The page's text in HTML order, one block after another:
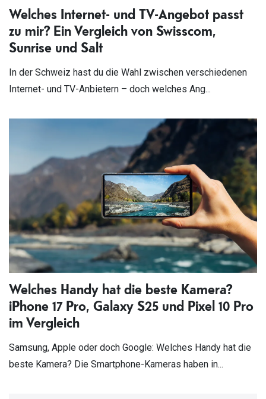
Welches Internet- und TV-Angebot passt
zu mir? Ein Vergleich von Swisscom,
Sunrise und Salt
In der Schweiz hast du die Wahl zwischen verschiedenen
Internet- und TV-Anbietern – doch welches Ang...
Welches Handy hat die beste Kamera?
iPhone 17 Pro, Galaxy S25 und Pixel 10 Pro
im Vergleich
Samsung, Apple oder doch Google: Welches Handy hat die
beste Kamera? Die Smartphone-Kameras haben in...